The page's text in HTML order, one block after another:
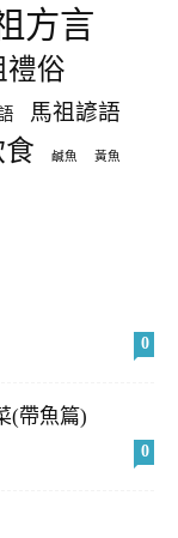
方言
禮俗
馬祖諺語
鹹魚 黃魚
0
(帶魚篇)
0